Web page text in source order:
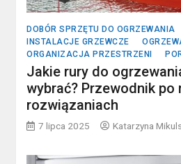
DOBÓR SPRZĘTU DO OGRZEWANIA
INSTALACJE GRZEWCZE
ORGANIZACJA PRZESTRZENI
Jakie rury do
wybrać? Przewodnik po
rozwiązaniach
7 lipca 2025 Katarzyna